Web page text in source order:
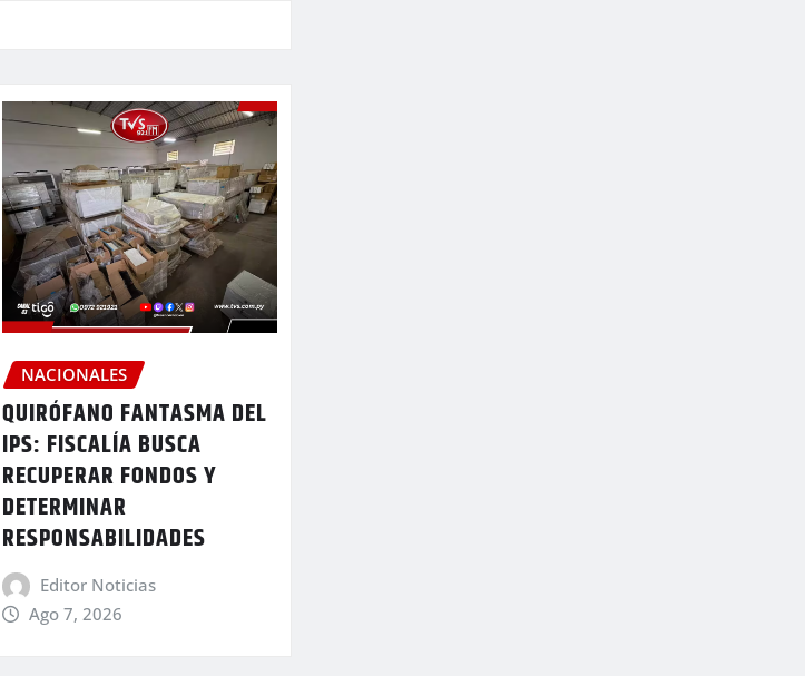
NACIONALES
QUIRÓFANO FANTASMA DEL
IPS: FISCALÍA BUSCA
RECUPERAR FONDOS Y
DETERMINAR
RESPONSABILIDADES
Editor Noticias
Ago 7, 2026